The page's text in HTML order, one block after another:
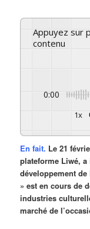
Appuyez sur play pour écouter ce
contenu
0:00
1x
En fait. Le 21
plateforme Liwé,
développement
» est en cours de
industries
marché de